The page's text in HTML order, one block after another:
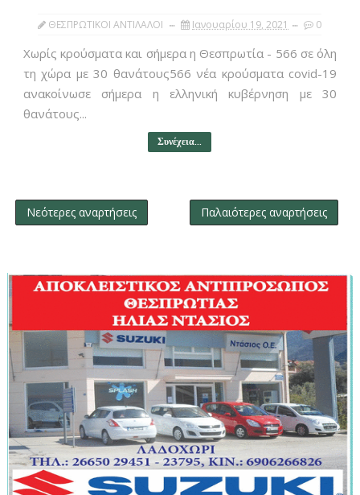
ΘΕΣΠΡΩΤΙΚΟΙ ΑΝΤΙΛΑΛΟΙ Ιανουαρίου 19, 2021 0
Χωρίς κρούσματα και σήμερα η Θεσπρωτία - 566 σε όλη
τη χώρα με 30 θανάτους566 νέα κρούσματα covid-19
ανακοίνωσε σήμερα η ελληνική κυβέρνηση με 30
θανάτους...
Συνέχεια...
Νεότερες αναρτήσεις Παλαιότερες αναρτήσεις